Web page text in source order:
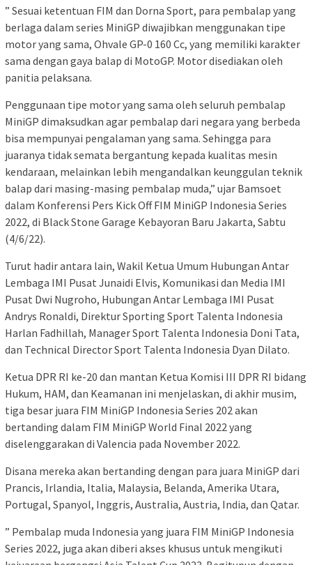
” Sesuai ketentuan FIM dan Dorna Sport, para pembalap yang
berlaga dalam series MiniGP diwajibkan menggunakan tipe
motor yang sama, Ohvale GP-0 160 Cc, yang memiliki karakter
sama dengan gaya balap di MotoGP. Motor disediakan oleh
panitia pelaksana.
Penggunaan tipe motor yang sama oleh seluruh pembalap
MiniGP dimaksudkan agar pembalap dari negara yang berbeda
bisa mempunyai pengalaman yang sama. Sehingga para
juaranya tidak semata bergantung kepada kualitas mesin
kendaraan, melainkan lebih mengandalkan keunggulan teknik
balap dari masing-masing pembalap muda,” ujar Bamsoet
dalam Konferensi Pers Kick Off FIM MiniGP Indonesia Series
2022, di Black Stone Garage Kebayoran Baru Jakarta, Sabtu
(4/6/22).
Turut hadir antara lain, Wakil Ketua Umum Hubungan Antar
Lembaga IMI Pusat Junaidi Elvis, Komunikasi dan Media IMI
Pusat Dwi Nugroho, Hubungan Antar Lembaga IMI Pusat
Andrys Ronaldi, Direktur Sporting Sport Talenta Indonesia
Harlan Fadhillah, Manager Sport Talenta Indonesia Doni Tata,
dan Technical Director Sport Talenta Indonesia Dyan Dilato.
Ketua DPR RI ke-20 dan mantan Ketua Komisi III DPR RI bidang
Hukum, HAM, dan Keamanan ini menjelaskan, di akhir musim,
tiga besar juara FIM MiniGP Indonesia Series 202 akan
bertanding dalam FIM MiniGP World Final 2022 yang
diselenggarakan di Valencia pada November 2022.
Disana mereka akan bertanding dengan para juara MiniGP dari
Prancis, Irlandia, Italia, Malaysia, Belanda, Amerika Utara,
Portugal, Spanyol, Inggris, Australia, Austria, India, dan Qatar.
” Pembalap muda Indonesia yang juara FIM MiniGP Indonesia
Series 2022, juga akan diberi akses khusus untuk mengikuti